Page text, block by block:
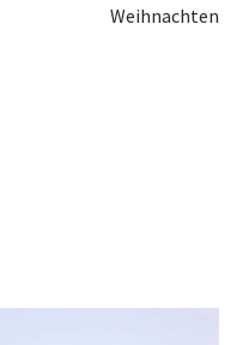
Weihnachten